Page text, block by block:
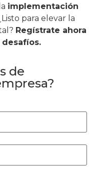
implementación
para elevar la
Regístrate ahora
de